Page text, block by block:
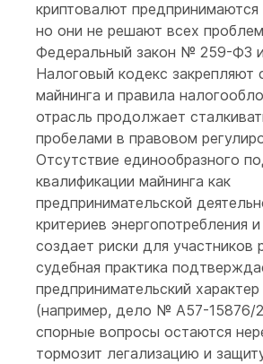
криптовалют
но они не решают всех
Федеральный закон № 259-ФЗ
Налоговый кодекс закрепляют
майнинга и правила
отрасль продолжает
пробелами в правовом
Отсутствие единообразного
квалификации майнинга как
предпринимательской
критериев
создает риски для участников
судебная практика
предпринимательский
(например, дело № А57-15876/
спорные вопросы остаются
тормозит легализацию и